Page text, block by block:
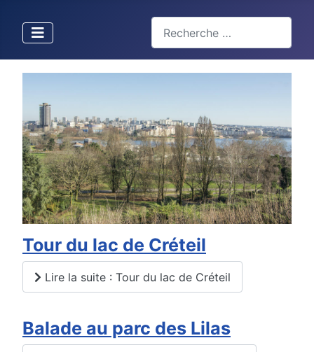
Type 2 or more characters for
Tour du lac de Créteil
Lire la suite : Tour du lac de Créteil
Balade au parc des Lilas